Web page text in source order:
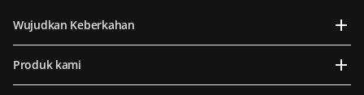
Wujudkan Keberkahan
Produk kami